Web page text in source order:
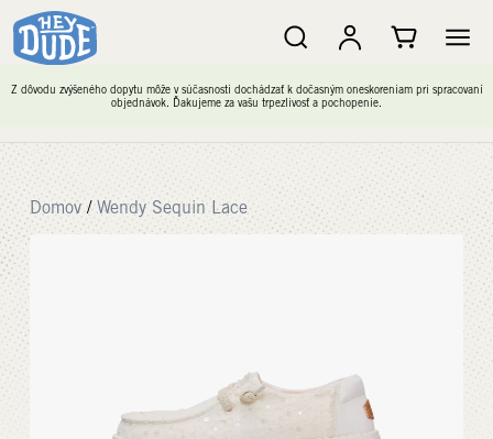
Z dôvodu zvýšeného dopytu môže v súčasnosti dochádzať k dočasným oneskoreniam pri spracovaní
objednávok. Ďakujeme za vašu trpezlivosť a pochopenie.
Domov / Wendy Sequin Lace